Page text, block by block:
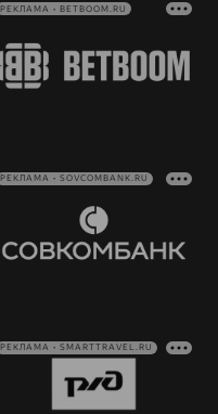
РЕКЛАМА • BETBOOM.RU
РЕКЛАМА • SOVCOMBANK.RU
РЕКЛАМА • SMARTTRAVEL.RU